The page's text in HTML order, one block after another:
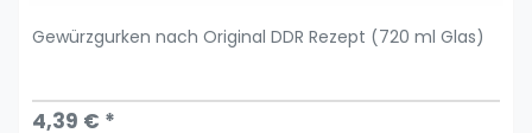
Gewürzgurken nach Original DDR Rezept (720 ml Glas)
4,39 € *